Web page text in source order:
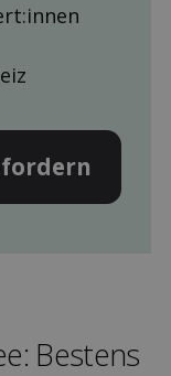
Bestens